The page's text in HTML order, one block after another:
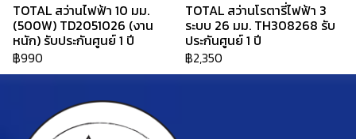
TOTAL สว่านไฟฟ้า 10 มม.
(500W) TD2051026 (งาน
หนัก) รับประกันศูนย์ 1 ปี
฿990
TOTAL สว่านโรตารี่ไฟฟ้า 3
ระบบ 26 มม. TH308268 รับ
ประกันศูนย์ 1 ปี
฿2,350